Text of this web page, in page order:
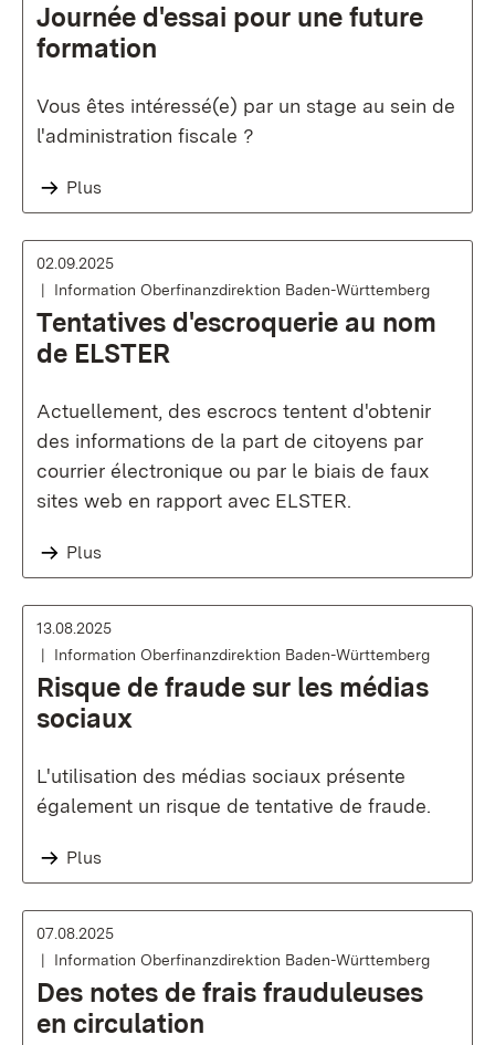
Journée d'essai pour une future
formation
Vous êtes intéressé(e) par un stage au sein de
l'administration fiscale ?
Plus
02.09.2025
Information Oberfinanzdirektion Baden-Württemberg
Tentatives d'escroquerie au nom
de ELSTER
Actuellement, des escrocs tentent d'obtenir
des informations de la part de citoyens par
courrier électronique ou par le biais de faux
sites web en rapport avec ELSTER.
Plus
13.08.2025
Information Oberfinanzdirektion Baden-Württemberg
Risque de fraude sur les médias
sociaux
L'utilisation des médias sociaux présente
également un risque de tentative de fraude.
Plus
07.08.2025
Information Oberfinanzdirektion Baden-Württemberg
Des notes de frais frauduleuses
en circulation